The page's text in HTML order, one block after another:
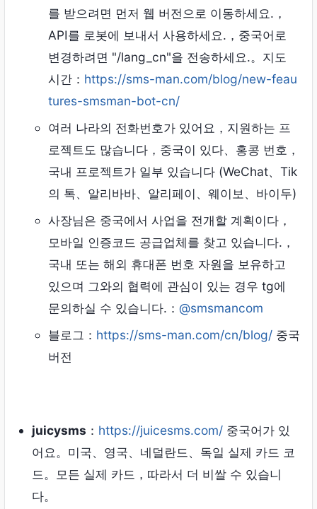
를 받으려면 먼저 웹 버전으로 이동하세요.，
API를 로봇에 보내서 사용하세요.，중국어로
변경하려면 "/lang_cn"을 전송하세요.。지도
시간： https://sms-man.com/blog/new-feau
tures-smsman-bot-cn/
여러 나라의 전화번호가 있어요，지원하는 프
로젝트도 많습니다，중국이 있다、홍콩 번호，
국내 프로젝트가 일부 있습니다 (WeChat、Tik
의 톡、알리바바、알리페이、웨이보、바이두)
사장님은 중국에서 사업을 전개할 계획이다，
모바일 인증코드 공급업체를 찾고 있습니다.，
국내 또는 해외 휴대폰 번호 자원을 보유하고
있으며 그와의 협력에 관심이 있는 경우 tg에
문의하실 수 있습니다.：@smsmancom
블로그： https://sms-man.com/cn/blog/ 중국
버전
juicysms ： https://juicesms.com/ 중국어가 있
어요。미국、영국、네덜란드、독일 실제 카드 코
드。모든 실제 카드，따라서 더 비쌀 수 있습니
다。